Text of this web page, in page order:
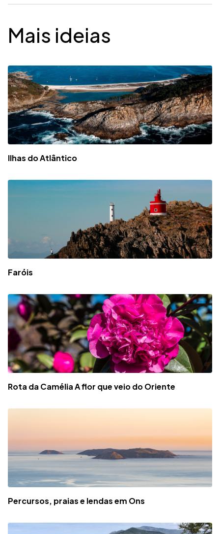
Mais ideias
Ilhas do Atlântico
Faróis
Rota da Camélia A flor que veio do Oriente
Percursos, praias e lendas em Ons